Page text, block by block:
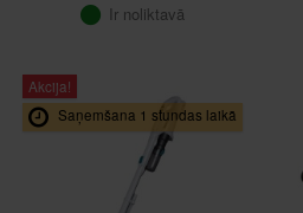
Ir noliktavā
Akcija!
Saņemšana 1 stundas laikā